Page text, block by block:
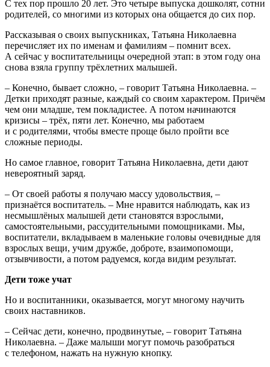
С тех пор прошло 20 лет. Это четыре выпуска дошколят, сотни
родителей, со многими из которых она общается до сих пор.
Рассказывая о своих выпускниках, Татьяна Николаевна
перечисляет их по именам и фамилиям – помнит всех.
А сейчас у воспитательницы очередной этап: в этом году она
снова взяла группу трёхлетних малышей.
– Конечно, бывает сложно, – говорит Татьяна Николаевна. –
Детки приходят разные, каждый со своим характером. Причём
чем они младше, тем покладистее. А потом начинаются
кризисы – трёх, пяти лет. Конечно, мы работаем
и с родителями, чтобы вместе проще было пройти все
сложные периоды.
Но самое главное, говорит Татьяна Николаевна, дети дают
невероятный заряд.
– От своей работы я получаю массу удовольствия, –
признаётся воспитатель. – Мне нравится наблюдать, как из
несмышлёных малышей дети становятся взрослыми,
самостоятельными, рассудительными помощниками. Мы,
воспитатели, вкладываем в маленькие головы очевидные для
взрослых вещи, учим дружбе, доброте, взаимопомощи,
отзывчивости, а потом радуемся, когда видим результат.
Дети тоже учат
Но и воспитанники, оказывается, могут многому научить
своих наставников.
– Сейчас дети, конечно, продвинутые, – говорит Татьяна
Николаевна. – Даже малыши могут помочь разобраться
с телефоном, нажать на нужную кнопку.